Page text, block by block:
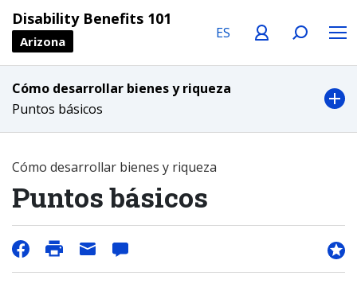
Disability Benefits 101
Arizona
Cómo desarrollar bienes y riqueza
Puntos básicos
Cómo desarrollar bienes y riqueza
Puntos básicos